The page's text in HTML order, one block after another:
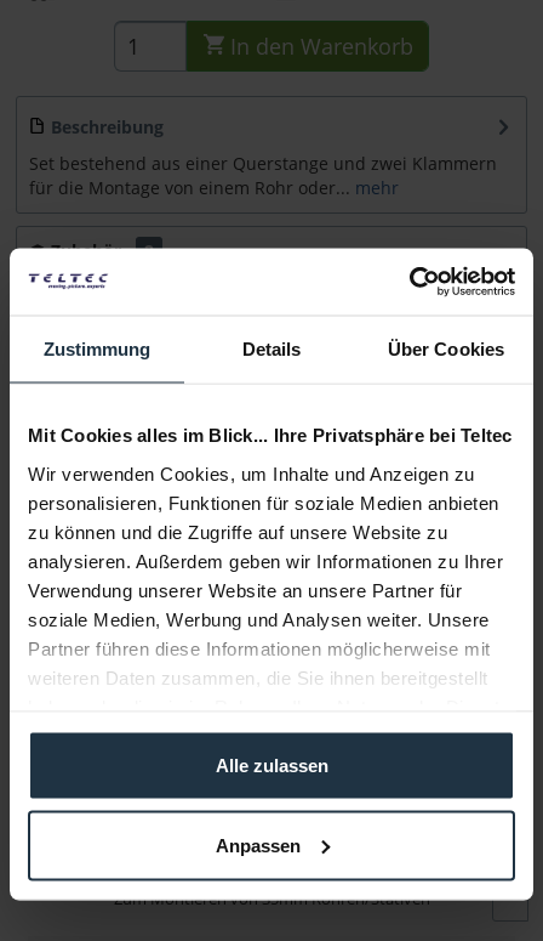
Zustimmung Details Über Cookies
Mit Cookies alles im Blick... Ihre Privatsphäre bei Teltec
Wir verwenden Cookies, um Inhalte und Anzeigen zu
personalisieren, Funktionen für soziale Medien anbieten
zu können und die Zugriffe auf unsere Website zu
analysieren. Außerdem geben wir Informationen zu Ihrer
Verwendung unserer Website an unsere Partner für
soziale Medien, Werbung und Analysen weiter. Unsere
Partner führen diese Informationen möglicherweise mit
weiteren Daten zusammen, die Sie ihnen bereitgestellt
gesammelt haben.
Alle zulassen
Anpassen
In den Warenkorb
Beschreibung
Set bestehend aus einer Querstange und zwei Klammern
für die Montage von einem Rohr oder... mehr
Zubehör
2
Zubehör und Empfehlungen
Beratung
Medien
Infos zu Hersteller & Produktsicherheit
Folgende Infos zum Hersteller sind verfübar...... mehr
Weitere Artikel von adicam ansehen
adicam Accessory Crossbar Long - Set (SKU043)
Zum Montieren von 35mm Rohren/Stativen